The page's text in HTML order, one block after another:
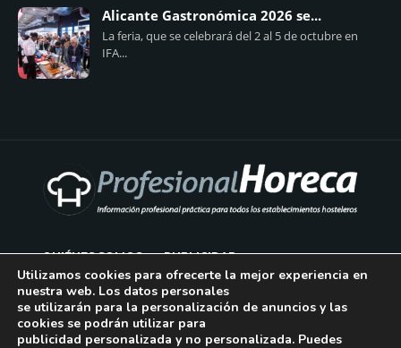
Alicante Gastronómica 2026 se...
La feria, que se celebrará del 2 al 5 de octubre en
IFA...
QUIÉNES SOMOS PUBLICIDAD
AVISO LEGAL
POLÍTICA DE COOKIES
Utilizamos cookies para ofrecerte la mejor experiencia en
nuestra web. Los datos personales
se utilizarán para la personalización de anuncios y las
cookies se podrán utilizar para
publicidad personalizada y no personalizada. Puedes